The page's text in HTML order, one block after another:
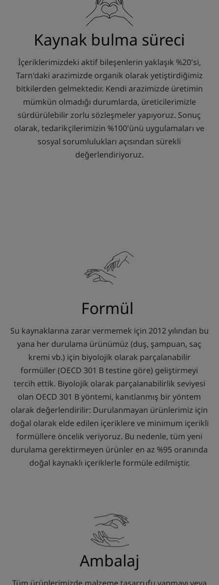
Kaynak bulma süreci
İçeriklerimizdeki aktif bileşenlerin yaklaşık %20'si,
Tarn'daki arazimizde organik olarak yetiştirdiğimiz
bitkilerden gelmektedir. Kendi arazimizde üretimin
mümkün olmadığı durumlarda, üreticilerimizle
sürdürülebilir zorlu sözleşmeler yapıyoruz. Sonuç
olarak, tedarikçilerimizin %100'ünü uygulamaları ve
sosyal sorumlulukları açısından sürekli
değerlendiriyoruz.
Formül
Su kaynaklarına zarar vermemek için 2012 yılından bu
yana her durulama ürünümüz (duş, şampuan, saç
kremi vb.) için biyolojik olarak parçalanabilir
formüller (OECD 301 B testine göre) geliştirmeyi
tercih ettik. Biyolojik olarak parçalanabilirlik seviyesi
olan OECD 301 B yöntemi, kanıtlanmış bir yöntem
olarak değerlendirilir: Durulanmayan ürünlerimiz için
doğal olarak elde edilen içeriklere ve minimum içerikli
formüllere öncelik veriyoruz. Bu nedenle, tüm yeni
durulama gerektirmeyen ürünler en az %95 oranında
doğal kaynaklı içeriklerle formüle edilmiştir.
Ambalaj